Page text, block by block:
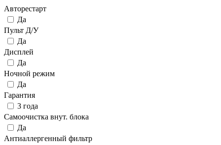
Авторестарт
Да
Пульт Д/У
Да
Дисплей
Да
Ночной режим
Да
Гарантия
3 года
Самоочистка внут. блока
Да
Антиаллергенный фильтр